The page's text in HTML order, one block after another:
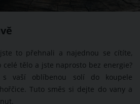
to přehnali a najednou se cítíte,
celé tělo a jste naprosto bez energie?
vaší oblíbenou solí do koupele
Tuto směs si dejte do vany a